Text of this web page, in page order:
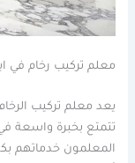
معلم تركيب رخام في
يعد معلم تركيب
تتمتع بخبرة واسعة
المعلمون خدماتهم